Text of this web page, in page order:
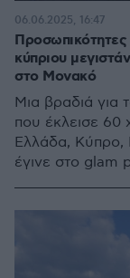
κύπριου
στο Μονακό
Μια βραδιά για
που έκλεισε 60
Ελλάδα, Κύπρο,
έγινε στο glam
06.06.2025, 16:47